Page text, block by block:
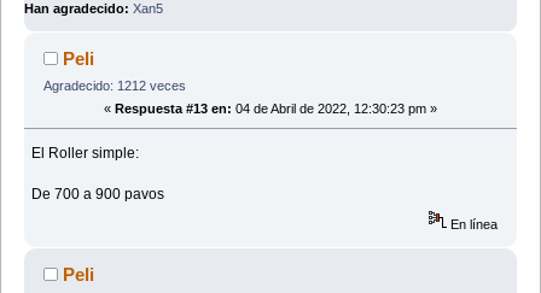
Han agradecido: Xan5
Peli
Agradecido: 1212 veces
« Respuesta #13 en: 04 de Abril de 2022, 12:30:23 pm »
El Roller simple:
De 700 a 900 pavos
En línea
Peli